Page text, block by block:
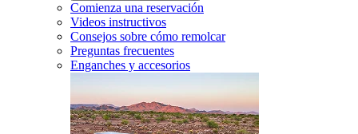
Comienza una reservación
Videos instructivos
Consejos sobre cómo remolcar
Preguntas frecuentes
Enganches y accesorios